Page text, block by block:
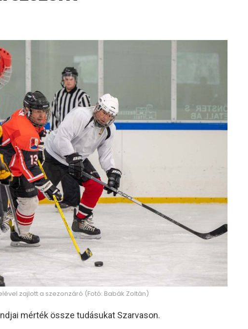
zajlott a szezonzáró (Fotó: Babák Zoltán)
mérték össze tudásukat Szarvason.